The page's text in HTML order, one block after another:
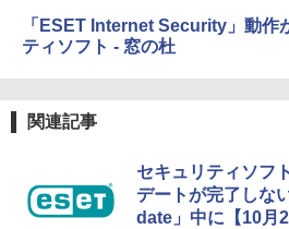
Windows版 |
ト): Java &
ードウェア・市
ェクトリストと
￥31,980
き、グラファイト
￥115,980
「ESET Internet Security」動作
ティソフト - 窓の杜
関連記事
セキュリティソフ
デートが完了しな
date」中に【10月